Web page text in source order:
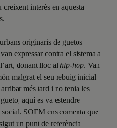
interès en aquesta
originaris de guetos
expressar contra el sistema a
donant lloc al hip-hop. Van
malgrat el seu rebuig inicial
més tard i no tenia les
aquí es va estendre
SOEM ens comenta que
un punt de referència